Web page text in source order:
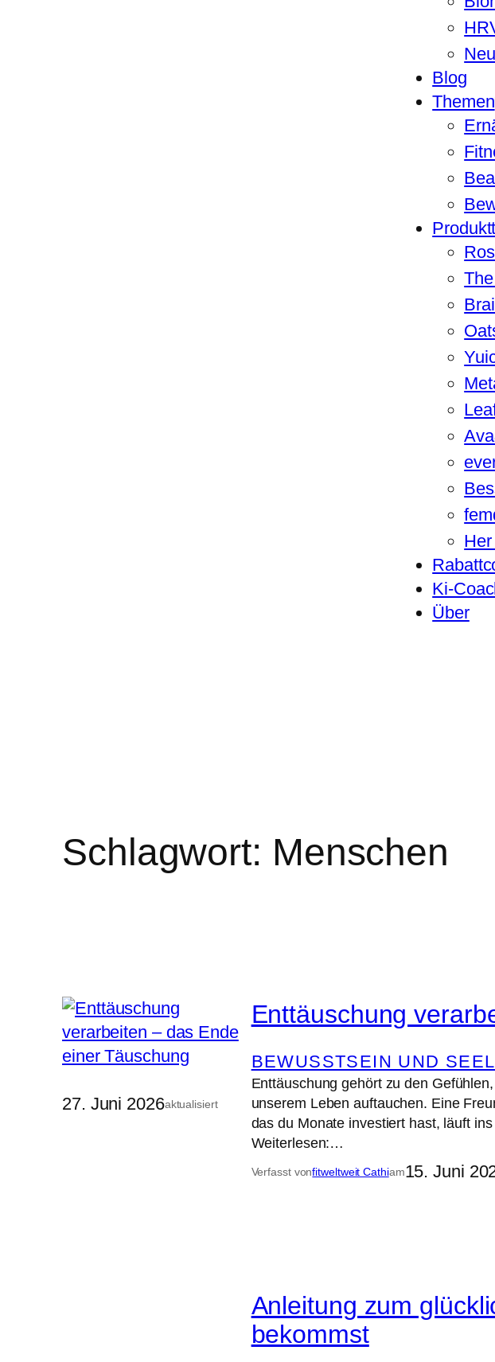
Blog
Themen
Ki-
Über
Schlagwort: Menschen
27. Juni 2026aktualisiert
Enttäuschung
BEWUSSTSEIN UND
Enttäuschung gehört zu den
unserem Leben auftauchen. Eine
das du Monate investiert hast, läuft
Weiterlesen:…
Verfasst vonfitweltweit Cathiam15. Juni
Anleitung zum
bekommst